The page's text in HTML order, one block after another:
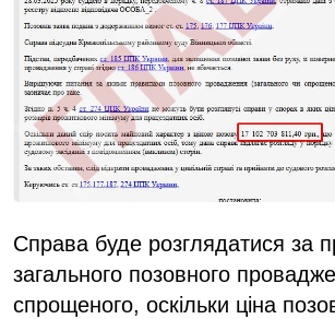
Справа буде розглядатися за
загального позовного
спрощеного, оскільки ціна